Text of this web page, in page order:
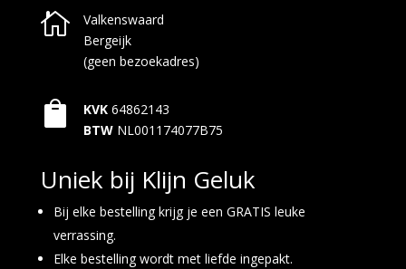

Valkenswaard
Bergeijk
(geen bezoekadres)
 KVK 64862143
BTW NL001174077B75
Uniek bij Klijn Geluk
Bij elke bestelling krijg je een GRATIS leuke
verrassing.
Elke bestelling wordt met liefde ingepakt.